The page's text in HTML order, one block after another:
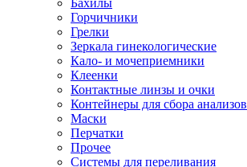
Бахилы
Горчичники
Грелки
Зеркала гинекологические
Кало- и мочеприемники
Клеенки
Контактные линзы и очки
Контейнеры для сбора анализов
Маски
Перчатки
Прочее
Системы для переливания